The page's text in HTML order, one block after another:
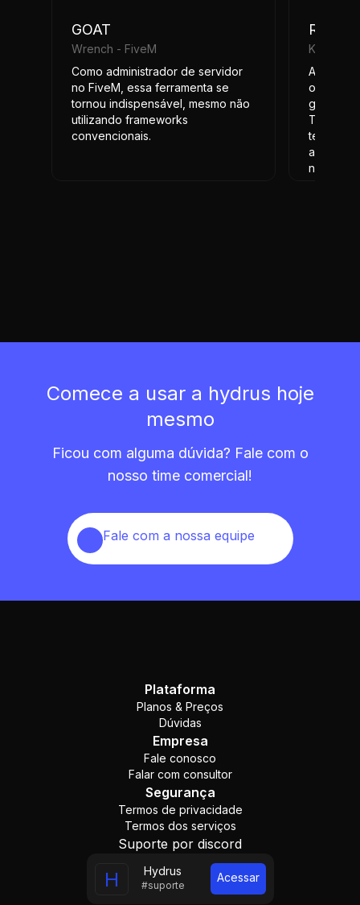
GOAT
Wrench - FiveM
Como administrador de servidor
no FiveM, essa ferramenta se
tornou indispensável, mesmo não
utilizando frameworks
convencionais.
Killua -
A
oferece
gestão
Tarefas
tempo
nossa
Comece a usar a hydrus hoje
mesmo
Ficou com alguma dúvida? Fale com o
nosso time comercial!
Fale com a nossa equipe
Plataforma
Planos & Preços
Dúvidas
Empresa
Fale conosco
Falar com consultor
Segurança
Termos de privacidade
Termos dos serviços
Suporte por discord
H Hydrus
#suporte
Acessar